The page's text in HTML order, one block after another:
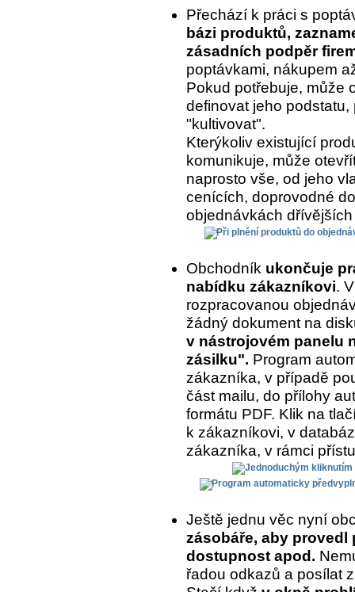
Přechází k práci s
bázi produktů,
zásadních podpěr
poptávkami, nákupem
Pokud potřebuje, může
definovat jeho
"kultivovat".
Kterýkoliv existující
komunikuje, může
naprosto vše, od jeho
cenících, doprovodné
objednávkách
Obchodník ukončuje
nabídku zákazníkovi.
rozpracovanou
žádný dokument na
v nástrojovém panelu
zásilku". Program
zákazníka, v případě
část mailu, do přílohy
formátu PDF. Klik na
k zákazníkovi, v
zákazníka, v rámci
Ještě jednu věc nyní
zásobáře, aby
dostupnost apod.
řadou odkazů a posílat